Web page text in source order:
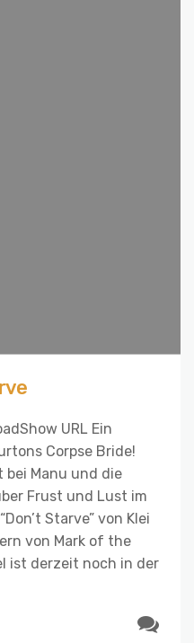
URL Ein
Corpse Bride!
Manu und die
Frust und Lust im
Starve” von Klei
von Mark of the
ist derzeit noch in der